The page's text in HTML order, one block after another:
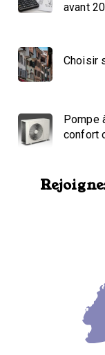
avant
Choisir
Pompe
confort